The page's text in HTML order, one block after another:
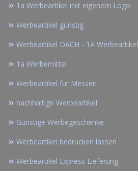
1a Werbeartikel mit eigenem Logo
Werbeartikel günstig
Werbeartikel DACH - 1A Werbeartikel
1a Werbemittel
Werbeartikel für Messen
nachhaltige Werbeartikel
Günstige Werbegeschenke
Werbeartikel bedrucken lassen
Werbeartikel Express Lieferung